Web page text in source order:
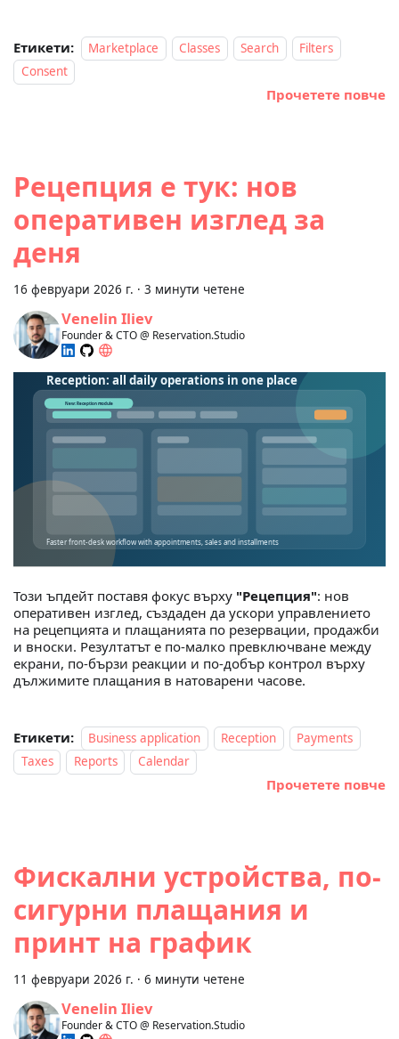
Етикети: Marketplace Classes Search
Filters
Consent
Прочетете повче
Рецепция е тук: нов
оперативен изглед за
деня
16 февруари 2026 г. · 3 минути четене
Venelin Iliev
Founder & CTO @ Reservation.Studio
Този ъпдейт поставя фокус върху "Рецепция": нов
оперативен изглед, създаден да ускори управлението
на рецепцията и плащанията по резервации, продажби
и вноски. Резултатът е по-малко превключване между
екрани, по-бързи реакции и по-добър контрол върху
дължимите плащания в натоварени часове.
Етикети: Business application Reception
Payments
Taxes
Reports Calendar
Прочетете повче
Фискални устройства, по-
сигурни плащания и
принт на график
11 февруари 2026 г. · 6 минути четене
Venelin Iliev
Founder & CTO @ Reservation.Studio